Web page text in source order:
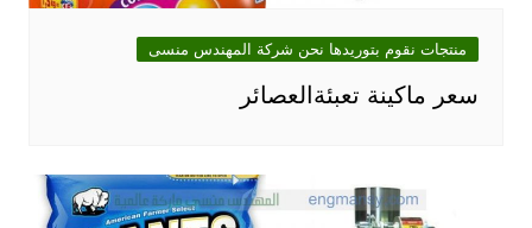
منتجات نقوم بتوريدها نحن شركة المهندس منسى
سعر ماكينة تعبئةالعصائر